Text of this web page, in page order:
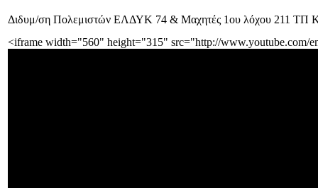
Διδυμ/ση Πολεμιστών ΕΛΔΥΚ 74 & Μαχητές 1ου λόχου 211 ΤΠ
<iframe width="560" height="315" src="http://www.youtube.com/